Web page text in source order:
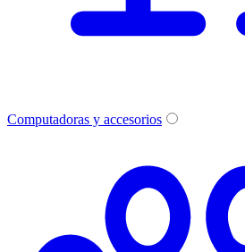
Computadoras y accesorios